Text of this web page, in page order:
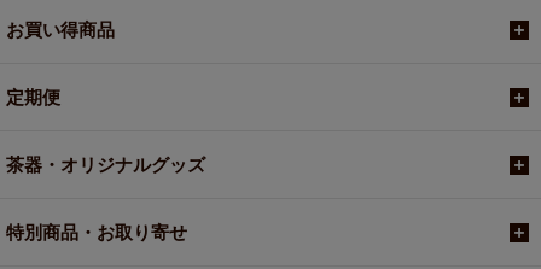
お買い得商品
定期便
茶器・オリジナルグッズ
特別商品・お取り寄せ